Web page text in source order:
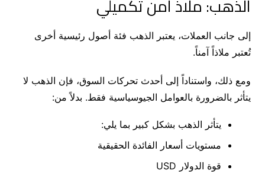
الذهب: ملاذ آمن تكميلي
إلى جانب العملات، يعتبر الذهب فئة أصول رئيسية أخرى
تُعتبر ملاذاً آمناً.
ومع ذلك، واستناداً إلى أحدث تحركات السوق، فإن الذهب لا
يتأثر بالضرورة بالعوامل الجيوسياسية فقط. بدلاً من:
يتأثر الذهب بشكل كبير بما يلي:
مستويات أسعار الفائدة الحقيقية
قوة الدولار USD